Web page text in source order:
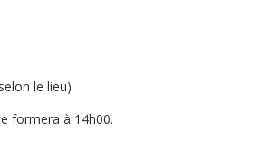
le lieu)
formera à 14h00.